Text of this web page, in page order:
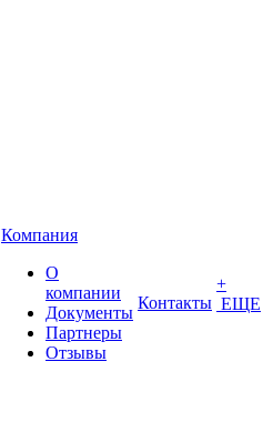
Компания
О
компании
Документы
Партнеры
Отзывы
Контакты
+
ЕЩЕ